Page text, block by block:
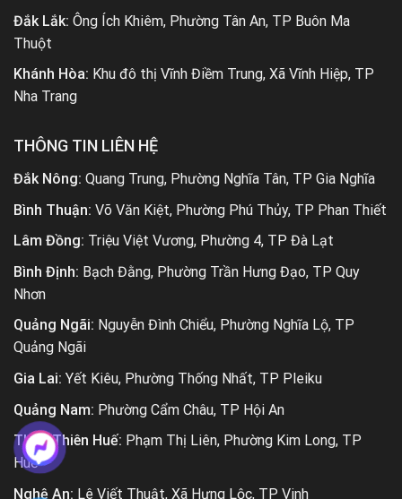
Đắk Lắk: Ông Ích Khiêm, Phường Tân An, TP Buôn Ma
Thuột
Khánh Hòa: Khu đô thị Vĩnh Điềm Trung, Xã Vĩnh Hiệp, TP
Nha Trang
THÔNG TIN LIÊN HỆ
Đắk Nông: Quang Trung, Phường Nghĩa Tân, TP Gia Nghĩa
Bình Thuận: Võ Văn Kiệt, Phường Phú Thủy, TP Phan Thiết
Lâm Đồng: Triệu Việt Vương, Phường 4, TP Đà Lạt
Bình Định: Bạch Đằng, Phường Trần Hưng Đạo, TP Quy
Nhơn
Quảng Ngãi: Nguyễn Đình Chiểu, Phường Nghĩa Lộ, TP
Quảng Ngãi
Gia Lai: Yết Kiêu, Phường Thống Nhất, TP Pleiku
Quảng Nam: Phường Cẩm Châu, TP Hội An
Thừa Thiên Huế: Phạm Thị Liên, Phường Kim Long, TP
Huế
Nghệ An: Lê Viết Thuật, Xã Hưng Lộc, TP Vinh